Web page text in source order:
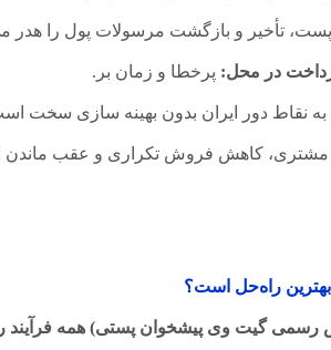
تأخیر و بازگشت مرسولات پول را هدر
در محل: پرخطا و زمان‌ بر.
به نقاط دور ایران بدون بهینه‌ سازی سخت
مشتری، کاهش فروش تکراری و عقب ماندن
راه‌حل است؟
گیت‌ وی پیشخوان پستی) همه فرآیند